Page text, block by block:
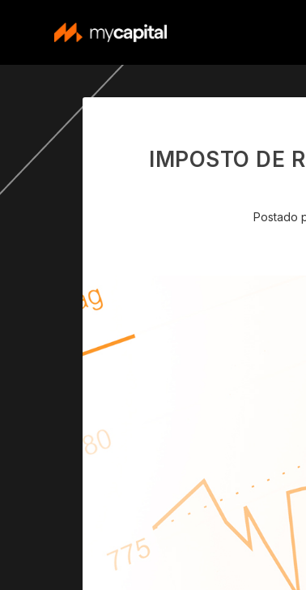
IMPOSTO DE
Postado